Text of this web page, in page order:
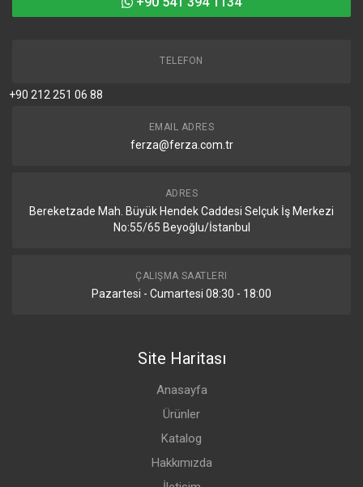
TELEFON
+90 212 251 06 88
EMAIL ADRES
ferza@ferza.com.tr
ADRES
Bereketzade Mah. Büyük Hendek Caddesi Selçuk İş Merkezi
No:55/65 Beyoğlu/İstanbul
ÇALIŞMA SAATLERI
Pazartesi - Cumartesi 08:30 - 18:00
Site Haritası
Anasayfa
Ürünler
Katalog
Hakkımızda